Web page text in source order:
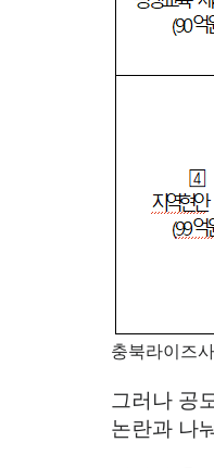
충북라이즈
그러나 공
논란과 나